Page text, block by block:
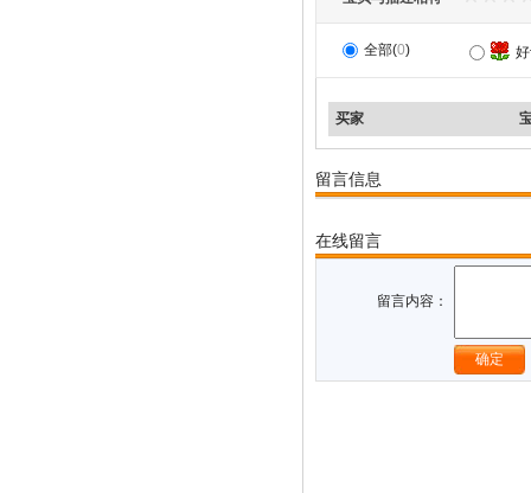
全部(0)
买家
留言信息
在线留言
留言内容：